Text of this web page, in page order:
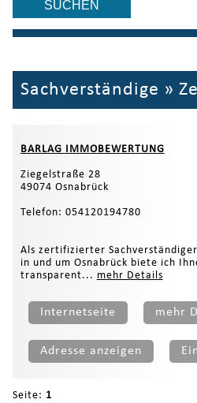
Sachverständige »
BARLAG IMMOBEWERTUNG
Ziegelstraße 28
49074 Osnabrück
Telefon: 054120194780
Als zertifizierter
in und um Osnabrück biete ich
transparent... mehr Details
Internetseite mehr
Adresse anzeigen
Seite: 1